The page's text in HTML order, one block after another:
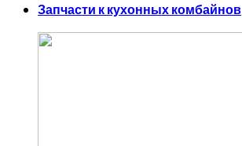
Запчасти к кухонных комбайнов